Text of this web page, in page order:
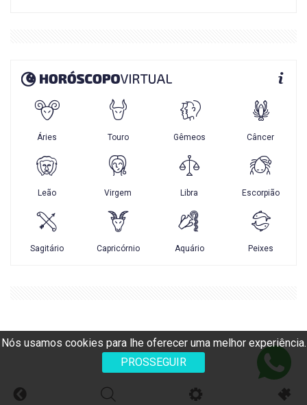
Nós usamos cookies para lhe oferecer uma melhor experiência.
PROSSEGUIR